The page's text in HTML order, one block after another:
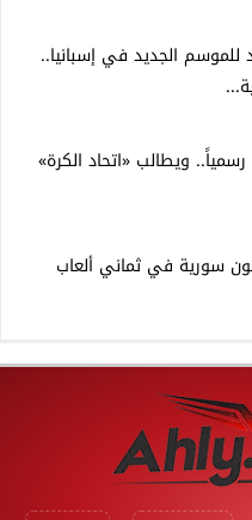
الجديد في إسبانيا..
ويطالب «اتحاد الكرة»
سورية في ثماني ألعاب